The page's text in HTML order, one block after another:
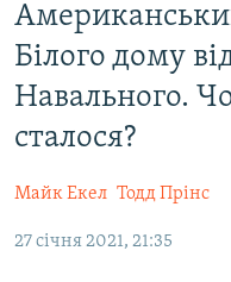
основного
матеріалу
Перейти
до
основної
Перейти
до
ВСЕ ЗА ДОБУ
СТАТТІ
КУЛЬТУРА
ДОНБАС.РЕАЛІЇ
КРИМ.РЕАЛІЇ
Білого дому
Навального.
сталося?
Майк Екел Тодд Прінс
27 січня 2021, 21:35